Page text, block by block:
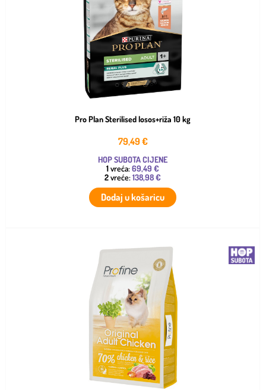
Pro Plan Sterilised losos+riža 10 kg
79,49€
HOP SUBOTA CIJENE
1vreća:69,49 €
2vreće:138,98 €
Dodaj u košaricu